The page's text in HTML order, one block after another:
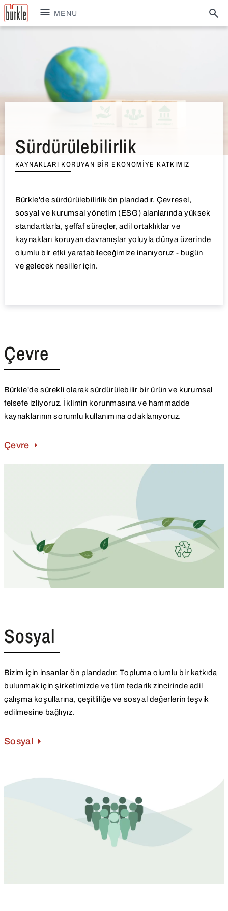
MENU
Sürdürülebilirlik
KAYNAKLARI KORUYAN BIR EKONOMIYE KATKIMIZ
Bürkle'de sürdürülebilirlik ön plandadır. Çevresel,
sosyal ve kurumsal yönetim (ESG) alanlarında yüksek
standartlarla, şeffaf süreçler, adil ortaklıklar ve
kaynakları koruyan davranışlar yoluyla dünya üzerinde
olumlu bir etki yaratabileceğimize inanıyoruz - bugün
ve gelecek nesiller için.
Çevre
Bürkle'de sürekli olarak sürdürülebilir bir ürün ve kurumsal
felsefe izliyoruz. İklimin korunmasına ve hammadde
kaynaklarının sorumlu kullanımına odaklanıyoruz.
Çevre
Sosyal
Bizim için insanlar ön plandadır: Topluma olumlu bir katkıda
bulunmak için şirketimizde ve tüm tedarik zincirinde adil
çalışma koşullarına, çeşitliliğe ve sosyal değerlerin teşvik
edilmesine bağlıyız.
Sosyal